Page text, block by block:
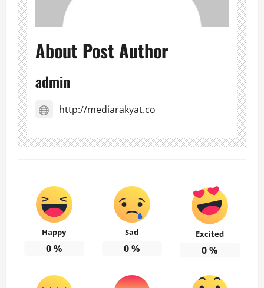
About Post Author
admin
http://mediarakyat.co
Happy
0%
Sad
0%
Excited
0%